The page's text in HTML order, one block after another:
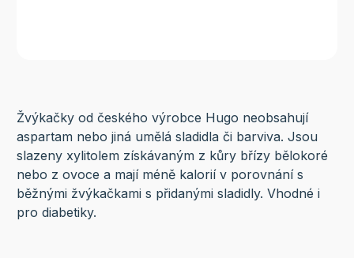
Žvýkačky od českého výrobce Hugo neobsahují
aspartam nebo jiná umělá sladidla či barviva. Jsou
slazeny xylitolem získávaným z kůry břízy bělokoré
nebo z ovoce a mají méně kalorií v porovnání s
běžnými žvýkačkami s přidanými sladidly. Vhodné i
pro diabetiky.